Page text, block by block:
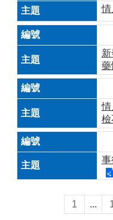
情
藥
情
檢
1 ...